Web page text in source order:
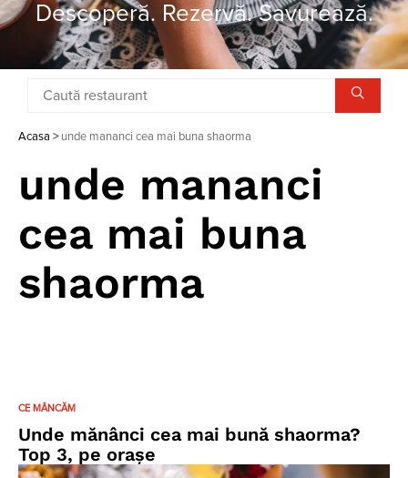
Descoperă. Rezervă. Savurează.
Acasa > unde mananci cea mai buna shaorma
unde mananci
cea mai buna
shaorma
CE MÂNCĂM
Unde mănânci cea mai bună shaorma?
Top 3, pe orașe